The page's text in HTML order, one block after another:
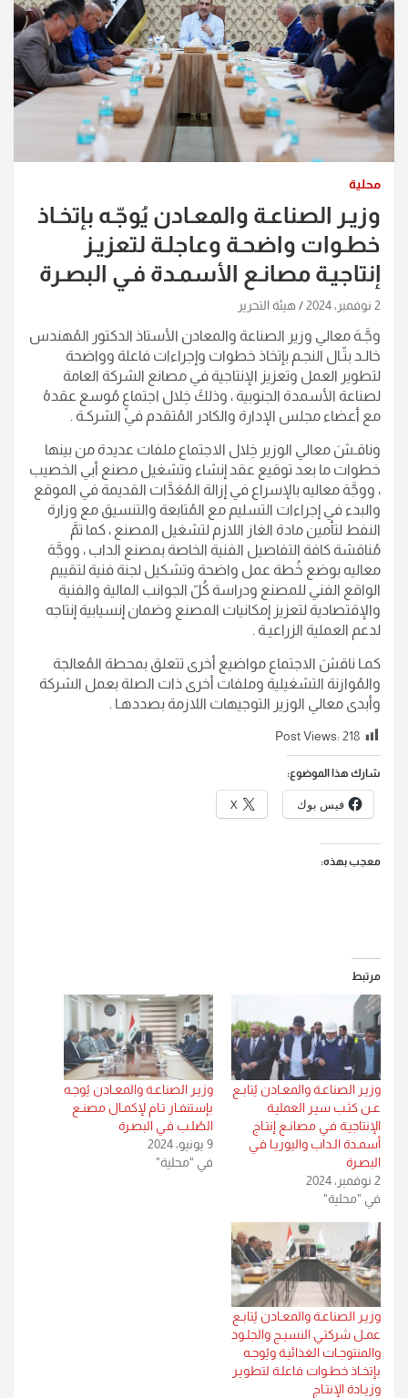
محلية
وزيـر الصناعـة والمعـادن يُوجّـه بإتخـاذ
خطـوات واضحـة وعاجلـة لتعزيـز
إنتاجيـة مصانـع الأسمـدة فـي البصـرة
2 نوفمبر، 2024 هيئة التحرير
وجَّـهَ معالي وزير الصناعة والمعادن الأستاذ الدكتور المُهندس
خالـد بتّـال النجـم بإتخاذ خطوات وإجراءات فاعلة وواضحة
لتطوير العمل وتعزيز الإنتاجية في مصانع الشركة العامة
لصناعة الأسمدة الجنوبية ، وذلكَ خِلال اجتماعٍ مُوسع عقدهُ
مع أعضاء مجلس الإدارة والكادر المُتقدم في الشركـة .
وناقـشَ معالي الوزير خِلال الاجتماع ملفات عديدة من بينها
خطوات ما بعد توقيع عقد إنشاء وتشغيل مصنع أبي الخصيب
، ووجَّهَ معاليه بالإسراع في إزالة المُعَدَّات القديمة في الموقع
والبدء في إجراءات التسليم مع المُتابعة والتنسيق مع وزارة
النفط لتأمين مادة الغاز اللازم لتشغيل المصنع ، كما تمَّ
مُناقشة كافة التفاصيل الفنية الخاصة بمصنع الداب ، ووجَّهَ
معاليه بوضع خُطة عمل واضحة وتشكيل لجنة فنية لتقييم
الواقع الفني للمصنع ودراسة كُلّ الجوانب المالية والفنية
والإقتصادية لتعزيز إمكانيات المصنع وضمان إنسيابية إنتاجه
لدعم العملية الزراعيـة .
كمـا ناقشَ الاجتماع مواضيع أخرى تتعلق بمحطة المُعالجة
والمُوازنة التشغيلية وملفات أخرى ذات الصلة بعمل الشركة
وأبدى معالي الوزير التوجيهات اللازمة بصددهـا .
Post Views: 218
شارك هذا الموضوع:
فيس بوك X
معجب بهذه:
مرتبط
وزيـر الصناعـة والمعـادن يُتابـع
عـن كثـب سيـر العمليـة
الإنتاجيـة فـي مصانـع إنتـاج
أسمـدة الـداب واليوريـا فـي
البصـرة
2 نوفمبر، 2024
في "محلية"
وزيـر الصناعـة والمعـادن يُوجـه
بإستنفـار تـام لإكمـال مصنـع
الصُلـب فـي البصـرة
9 يونيو، 2024
في "محلية"
وزيـر الصناعـة والمعـادن يُتابـع
عمـل شركتـي النسيـج والجلـود
والمنتوجـات الغذائيـة ويُوجـه
بإتخـاذ خطـوات فاعلـة لتطويـر
وزيـادة الإنتـاج